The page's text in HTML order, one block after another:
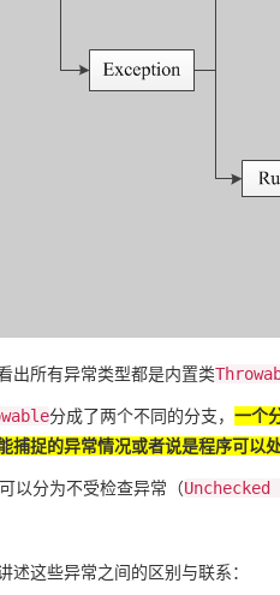
出所有异常类型都是内置类
分成了两个不同的分支， 一个
捕捉的异常情况或者说是程序可以
以分为不受检查异常（
述这些异常之间的区别与联系：